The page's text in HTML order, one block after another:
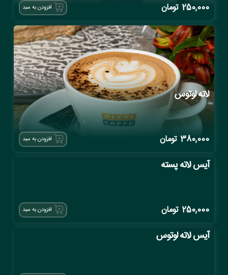
250,000 تومان افزودن به سبد
لاته لوتوس
380,000 تومان افزودن به سبد
آیس لاته پسته
250,000 تومان افزودن به سبد
آیس لاته لوتوس